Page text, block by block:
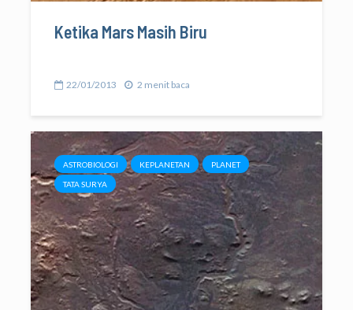
Ketika Mars Masih Biru
22/01/2013 2 menit baca
ASTROBIOLOGI KEPLANETAN PLANET
TATA SURYA